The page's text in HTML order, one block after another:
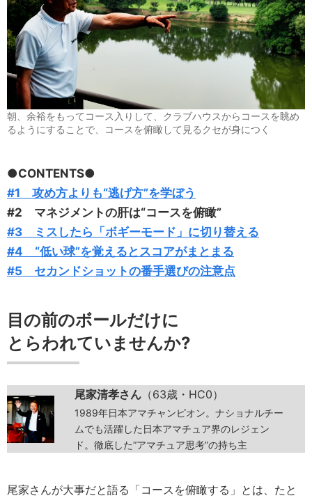
朝、余裕をもってコース入りして、クラブハウスからコースを眺め
るようにすることで、コースを俯瞰して見るクセが身につく
●CONTENTS●
#1 攻め方よりも“逃げ方”を学ぼう
#2 マネジメントの肝は“コースを俯瞰”
#3 ミスしたら「ボギーモード」に切り替える
#4 “低い球”を覚えるとスコアがまとまる
#5 セカンドショットの番手選びの注意点
目の前のボールだけに
とらわれていませんか?
尾家清孝さん （63歳・HC0）
1989年日本アマチャンピオン。ナショナルチー
ムでも活躍した日本アマチュア界のレジェン
ド。徹底した“アマチュア思考”の持ち主
尾家さんが大事だと語る「コースを俯瞰する」とは、たと